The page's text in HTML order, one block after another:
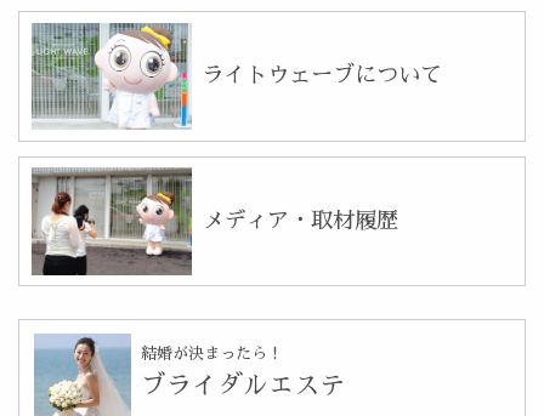
ライトウェーブについて
メディア・取材履歴
結婚が決まったら！
ブライダルエステ